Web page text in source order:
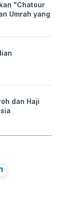
"Chatour
Umrah yang
dan Haji